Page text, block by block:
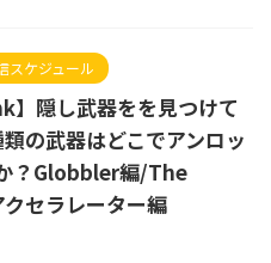
スケジュール
】隠し武器をを見つけて
の武器はどこでアンロッ
？Globbler編/The
セラレーター編